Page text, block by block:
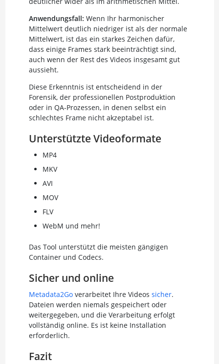
Anwendungsfall: Wenn Ihr harmonischer
Mittelwert deutlich niedriger ist als der normale
Mittelwert, ist das ein starkes Zeichen dafür,
dass einige Frames stark beeinträchtigt sind,
auch wenn der Rest des Videos insgesamt gut
aussieht.
Diese Erkenntnis ist entscheidend in der
Forensik, der professionellen Postproduktion
oder in QA-Prozessen, in denen selbst ein
schlechtes Frame nicht akzeptabel ist.
Unterstützte Videoformate
MP4
MKV
AVI
MOV
FLV
WebM und mehr!
Das Tool unterstützt die meisten gängigen
Container und Codecs.
Sicher und online
Metadata2Goverarbeitet Ihre Videos sicher.
Dateien werden niemals gespeichert oder
weitergegeben, und die Verarbeitung erfolgt
vollständig online. Es ist keine Installation
erforderlich.
Fazit